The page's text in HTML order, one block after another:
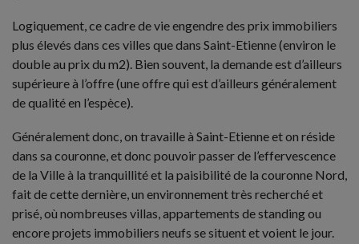
Logiquement, ce cadre de vie engendre des prix immobiliers
plus élevés dans ces villes que dans Saint-Etienne (environ le
double au prix du m2). Bien souvent, la demande est d’ailleurs
supérieure à l’offre (une offre qui est d’ailleurs généralement
de qualité en l’espèce).
Généralement donc, on travaille à Saint-Etienne et on réside
dans sa couronne, et donc pouvoir passer de l’effervescence
de la Ville à la tranquillité et la paisibilité de la couronne Nord,
fait de cette dernière, un environnement très recherché et
prisé, où nombreuses villas, appartements de standing ou
encore projets immobiliers neufs se situent et voient le jour.